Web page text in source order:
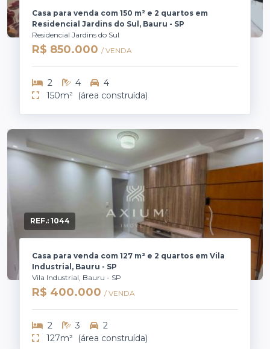
Casa para venda com 150 m² e 2 quartos em
Residencial Jardins do Sul, Bauru - SP
Residencial Jardins do Sul
R$ 850.000 / VENDA
2 4
4
150m²
(área construída)
REF.: 1044
Casa para venda com 127 m² e 2 quartos em Vila
Industrial, Bauru - SP
Vila Industrial, Bauru - SP
R$ 400.000 / VENDA
2 3
2
127m²
(área construída)